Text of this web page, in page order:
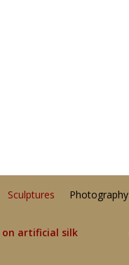
Sculptures Photography
on artificial silk